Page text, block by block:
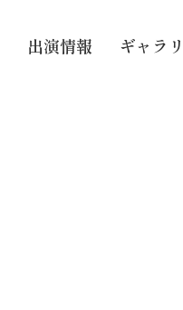
出演情報 ギャラ